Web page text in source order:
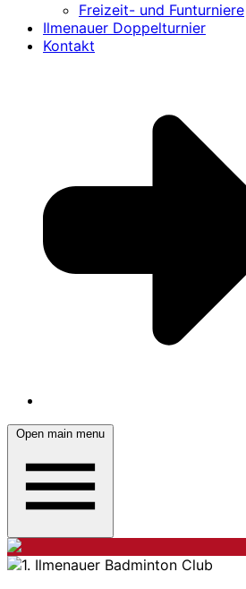
Freizeit- und Funturniere
Ilmenauer Doppelturnier
Kontakt
Open main menu